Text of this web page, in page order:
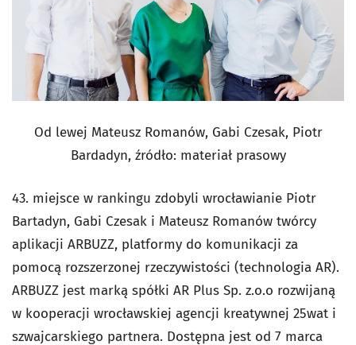
Od lewej Mateusz Romanów, Gabi Czesak, Piotr
Bardadyn, źródło: materiał prasowy
43. miejsce w rankingu zdobyli wrocławianie Piotr
Bartadyn, Gabi Czesak i Mateusz Romanów twórcy
aplikacji ARBUZZ, platformy do komunikacji za
pomocą rozszerzonej rzeczywistości (technologia AR).
ARBUZZ jest marką spółki AR Plus Sp. z.o.o rozwijaną
w kooperacji wrocławskiej agencji kreatywnej 25wat i
szwajcarskiego partnera. Dostępna jest od 7 marca